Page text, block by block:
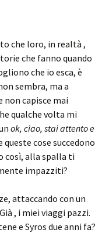
che loro, in realtà ,
che fanno quando
che io esca, è
sembra, ma a
non capisce mai
qualche volta mi
ok, ciao, stai attento e
queste cose succedono
così, alla spalla ti
impazziti?
attaccando con un
Già , i miei viaggi pazzi.
e Syros due anni fa?